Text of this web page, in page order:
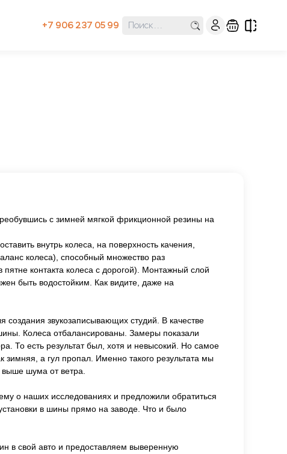
+7 906 237 05 99
с зимней мягкой фрикционной резины на
внутрь колеса, на поверхность качения,
колеса), способный множество раз
контакта колеса с дорогой). Монтажный слой
быть водостойким. Как видите, даже на
звукозаписывающих студий. В качестве
Колеса отбалансированы. Замеры показали
То есть результат был, хотя и невысокий. Но самое
а гул пропал. Именно такого результата мы
шума от ветра.
о наших исследованиях и предложили обратиться
в шины прямо на заводе. Что и было
в свой авто и предоставляем выверенную